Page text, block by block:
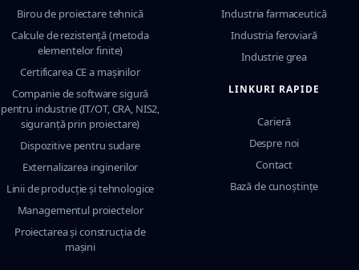
Birou de proiectare tehnică
Calcule de rezistență (metoda
elementelor finite)
Certificarea CE a mașinilor
Companie de software sigură
pentru industrie (IT/OT, CRA, NIS2,
siguranță prin proiectare)
Dispozitive pentru sudare
Externalizarea inginerilor
Linii de producție și tehnologice
Managementul proiectelor
Proiectarea și construcția de
mașini
Industria farmaceutică
Industria feroviară
Industrie grea
LINKURI RAPIDE
Carieră
Despre noi
Contact
Bază de cunoștințe